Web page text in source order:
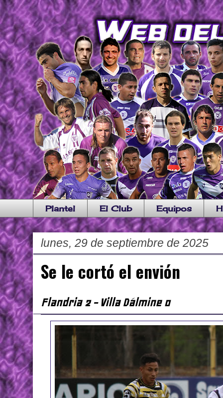
Plantel El Club Equipos
lunes, 29 de septiembre de 2025
Se le cortó el envión
Flandria 2 - Villa Dálmine 0